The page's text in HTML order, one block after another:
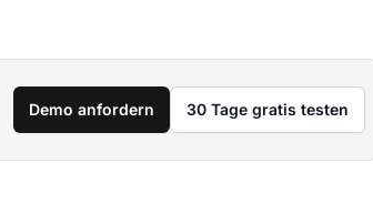
Demo anfordern 30 Tage gratis testen